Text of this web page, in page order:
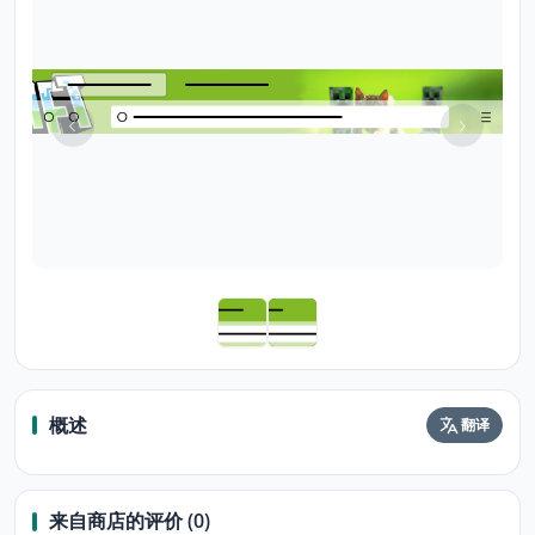
概述 翻译
来自商店的评价 (0)